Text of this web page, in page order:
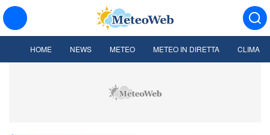
HOME NEWS METEO METEO IN DIRETTA CLIMA